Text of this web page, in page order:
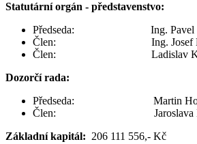
Statutární orgán - představenstvo:
Předseda: Ing. Pavel
Člen: Ing. Josef
Člen: Ladislav
Dozorčí rada:
Předseda: Martin
Člen: Jaroslava
Základní kapitál: 206 111 556,- Kč